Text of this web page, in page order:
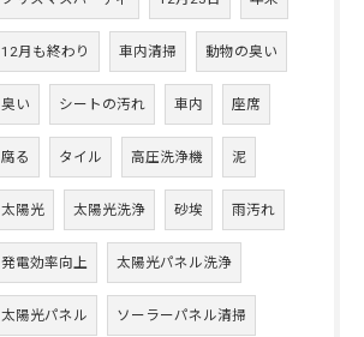
12月も終わり 車内清掃 動物の臭い
臭い シートの汚れ 車内 座席
腐る タイル 高圧洗浄機 泥
太陽光 太陽光洗浄 砂埃 雨汚れ
発電効率向上 太陽光パネル洗浄
太陽光パネル ソーラーパネル清掃